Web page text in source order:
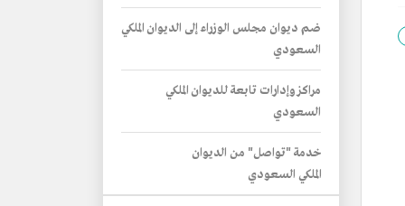
ضم ديوان مجلس الوزراء إلى الديوان الملكي
السعودي
مراكز وإدارات تابعة للديوان الملكي
السعودي
خدمة "تواصل" من الديوان
الملكي السعودي